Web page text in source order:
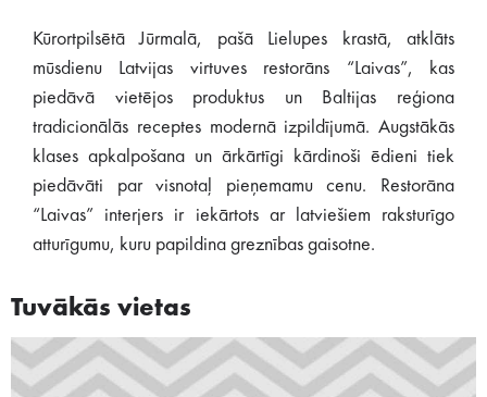
Kūrortpilsētā Jūrmalā, pašā Lielupes krastā, atklāts
mūsdienu Latvijas virtuves restorāns “Laivas”, kas
piedāvā vietējos produktus un Baltijas reģiona
tradicionālās receptes modernā izpildījumā. Augstākās
klases apkalpošana un ārkārtīgi kārdinoši ēdieni tiek
piedāvāti par visnotaļ pieņemamu cenu. Restorāna
“Laivas” interjers ir iekārtots ar latviešiem raksturīgo
atturīgumu, kuru papildina greznības gaisotne.
Tuvākās vietas